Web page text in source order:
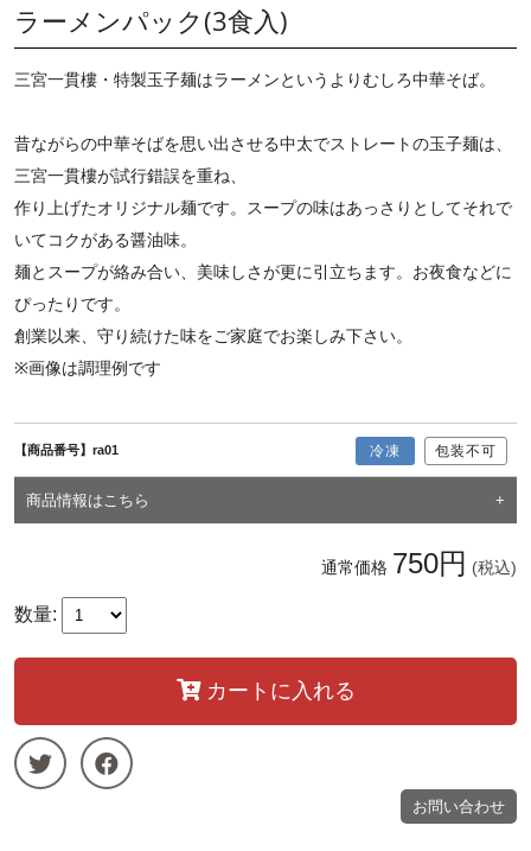
ラーメンパック(3食入)
三宮一貫樓・特製玉子麺はラーメンというよりむしろ中華そば。
昔ながらの中華そばを思い出させる中太でストレートの玉子麺は、
三宮一貫樓が試行錯誤を重ね、
作り上げたオリジナル麺です。スープの味はあっさりとしてそれで
いてコクがある醤油味。
麺とスープが絡み合い、美味しさが更に引立ちます。お夜食などに
ぴったりです。
創業以来、守り続けた味をご家庭でお楽しみ下さい。
※画像は調理例です
【商品番号】ra01 冷凍 包装不可
商品情報はこちら
通常価格 750円 (税込)
数量:
カートに入れる
お問い合わせ